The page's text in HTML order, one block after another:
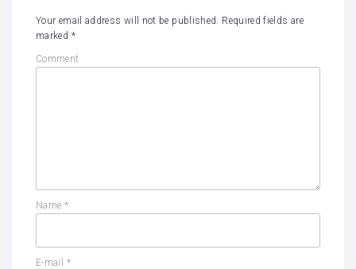
Your email address will not be published. Required fields are
marked *
Comment
Name *
E-mail *